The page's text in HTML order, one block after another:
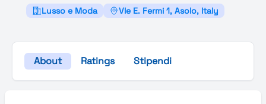
Lusso e Moda Vle E. Fermi 1, Asolo, Italy
About Ratings Stipendi